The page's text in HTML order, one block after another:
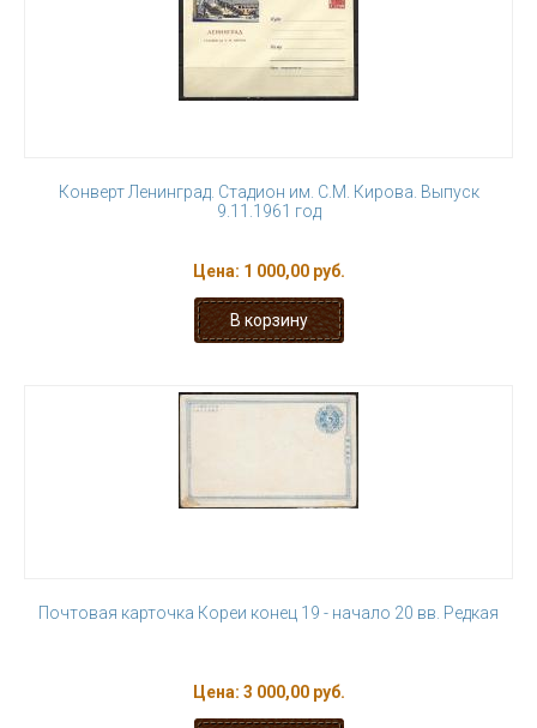
Конверт Ленинград. Стадион им. С.М. Кирова. Выпуск
9.11.1961 год
Цена: 1 000,00 руб.
Почтовая карточка Кореи конец 19 - начало 20 вв. Редкая
Цена: 3 000,00 руб.